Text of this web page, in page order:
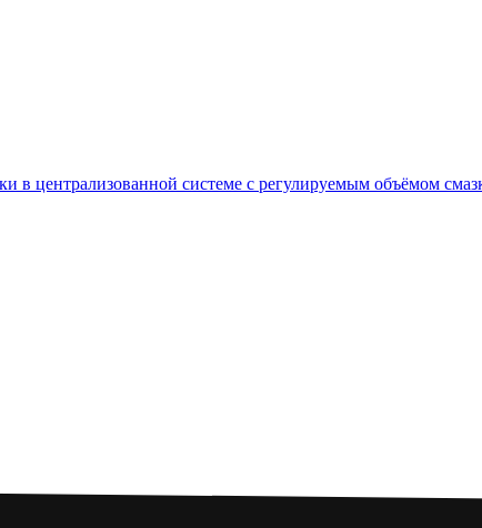
в централизованной системе с регулируемым объёмом